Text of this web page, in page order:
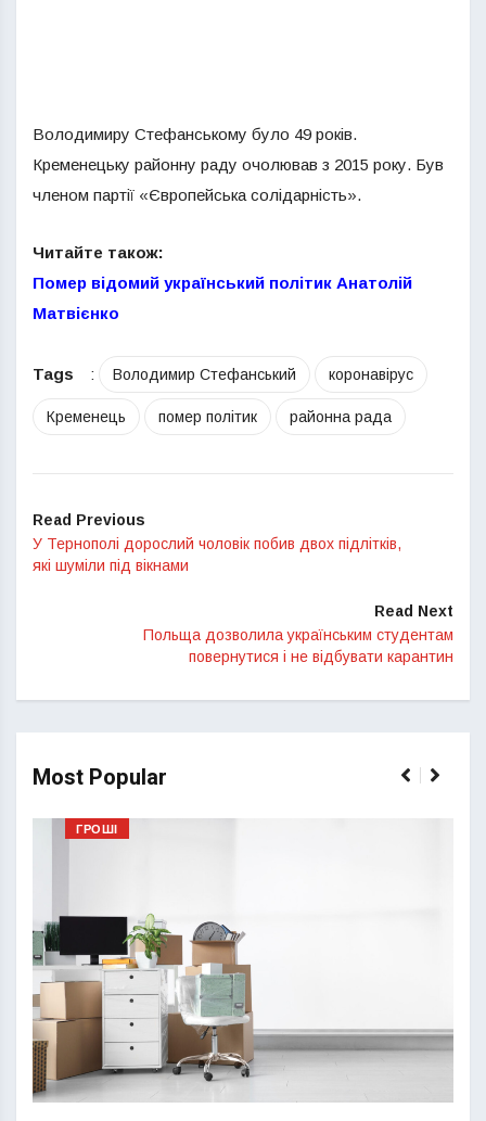
Володимиру Стефанському було 49 років.
Кременецьку районну раду очолював з 2015 року. Був
членом партії «Європейська солідарність».
Читайте також:
Помер відомий український політик Анатолій
Матвієнко
Tags : Володимир Стефанський коронавірус
Кременець помер політик районна рада
Read Previous
У Тернополі дорослий чоловік побив двох підлітків,
які шуміли під вікнами
Read Next
Польща дозволила українським студентам
повернутися і не відбувати карантин
Most Popular
ГРОШІ